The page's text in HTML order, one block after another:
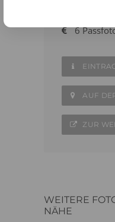
6
AUF
ZUR
WEITERE
NÄHE